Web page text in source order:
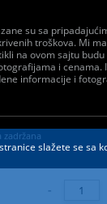
su sa
troškova. Mi
na ovom sajtu
i cenama.
informacije i
zadržana
-
slažete se sa